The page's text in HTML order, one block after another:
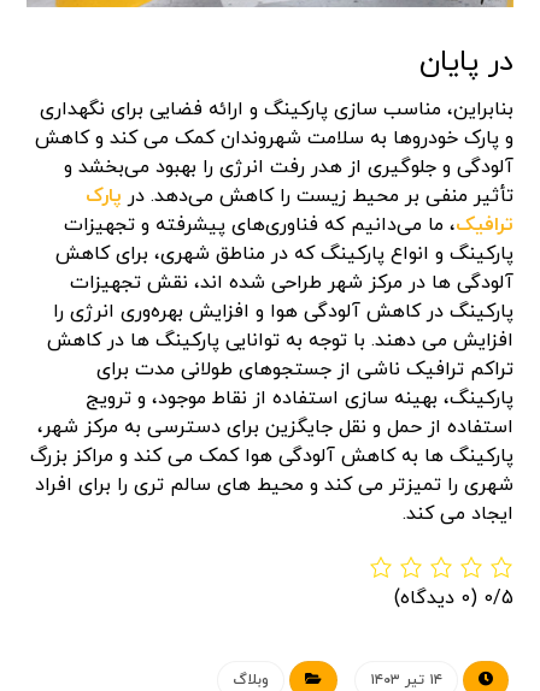
در پایان
بنابراین، مناسب سازی پارکینگ و ارائه فضایی برای نگهداری
و پارک خودروها به سلامت شهروندان کمک می کند و کاهش
آلودگی و جلوگیری از هدر رفت انرژی را بهبود می‌بخشد و
تأثیر منفی بر محیط‌ زیست را کاهش می‌دهد. در پارک
ترافیک، ما می‌دانیم که فناوری‌های پیشرفته‌ و تجهیزات
پارکینگ و انواع پارکینگ که در مناطق شهری، برای کاهش
آلودگی ها در مرکز شهر طراحی شده اند، نقش تجهیزات
پارکینگ در کاهش آلودگی هوا و افزایش بهره‌وری انرژی را
افزایش می دهند. با توجه به توانایی پارکینگ ها در کاهش
تراکم ترافیک ناشی از جستجوهای طولانی مدت برای
پارکینگ، بهینه سازی استفاده از نقاط موجود، و ترویج
استفاده از حمل و نقل جایگزین برای دسترسی به مرکز شهر،
پارکینگ ها به کاهش آلودگی هوا کمک می کند و مراکز بزرگ
شهری را تمیزتر می کند و محیط های سالم تری را برای افراد
ایجاد می کند.
0/5 (0 دیدگاه)
۱۴ تیر ۱۴۰۳ وبلاگ